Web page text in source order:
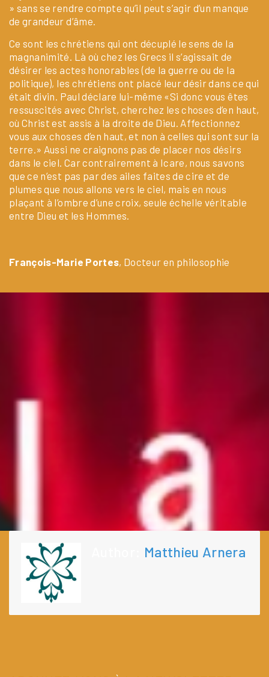
» sans se rendre compte qu’il peut s’agir d’un manque
de grandeur d’âme.
Ce sont les chrétiens qui ont décuplé le sens de la
magnanimité. Là où chez les Grecs il s’agissait de
désirer les actes honorables (de la guerre ou de la
politique), les chrétiens ont placé leur désir dans ce qui
était divin. Paul déclare lui-même «Si donc vous êtes
ressuscités avec Christ, cherchez les choses d’en haut,
où Christ est assis à la droite de Dieu. Affectionnez
vous aux choses d’en haut, et non à celles qui sont sur la
terre.» Aussi ne craignons pas de placer nos désirs
dans le ciel. Car contrairement à Icare, nous savons
que ce n’est pas par des ailes faites de cire et de
plumes que nous allons vers le ciel, mais en nous
plaçant à l’ombre d’une croix, seule échelle véritable
entre Dieu et les Hommes.
François-Marie Portes, Docteur en philosophie
Matthieu Arnera